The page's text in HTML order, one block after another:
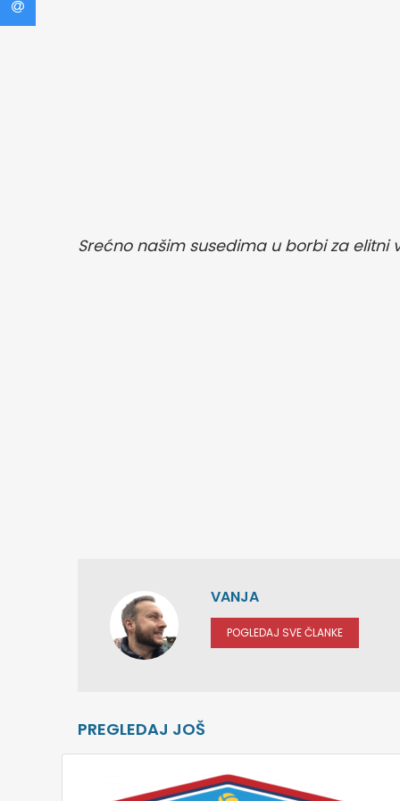
Srećno našim susedima u borbi za elitni
VANJA
POGLEDAJ SVE ČLANKE
PREGLEDAJ JOŠ